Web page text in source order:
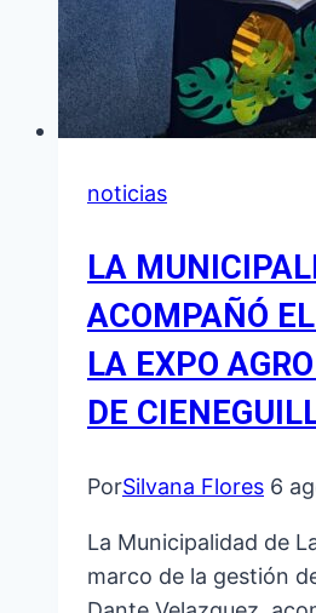
noticias
LA
ACOMPAÑÓ
LA EXPO
DE
PorSilvana Flores 6
La Municipalidad de
marco de la gestión